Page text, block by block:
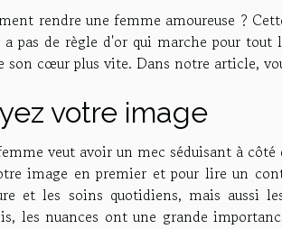
rendre une femme amoureuse ?
pas de règle d'or qui marche pour tout
son cœur plus vite. Dans notre article,
votre image
veut avoir un mec séduisant à
image en premier et pour lire un
et les soins quotidiens, mais aussi
les nuances ont une grande